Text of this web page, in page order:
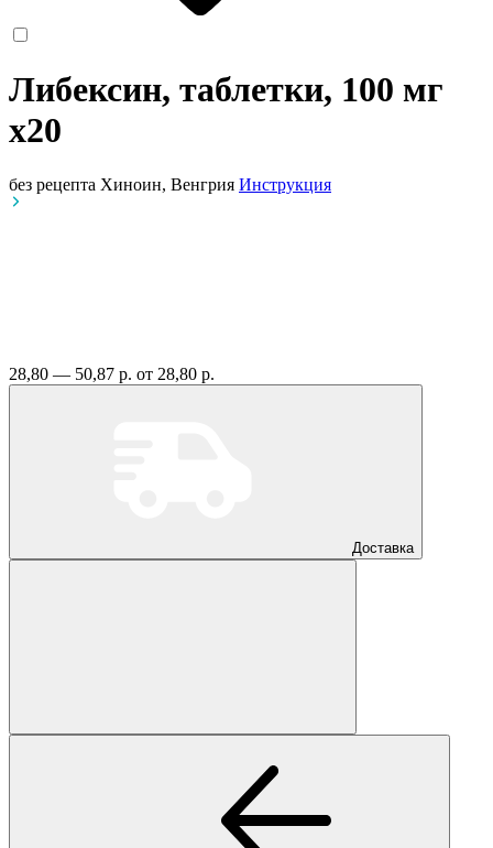
Либексин, таблетки, 100 мг
x20
без рецепта Хиноин, Венгрия Инструкция
28,80 — 50,87 р. от 28,80 р.
Доставка